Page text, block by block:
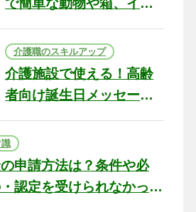
介護職のスキルアップ
介護施設で使える！高齢
者向け誕生日メッセージ
ト
申請方法は？条件や必
認定を受けられなかっ